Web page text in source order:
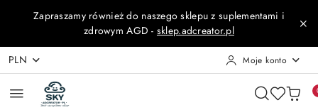
Przejdź do treści głównej
Przejdź do wyszukiwarki
Przejdź do moje konto
Przejdź do menu głównego
Przejdź do opisu produktu
Przejdź do stopki
Zapraszamy również do naszego sklepu z suplementami i
zdrowym AGD - sklep.adcreator.pl
PLN Moje konto